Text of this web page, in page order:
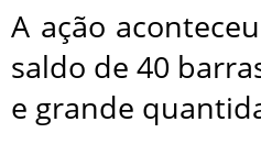
A ação
saldo de 40
e grande